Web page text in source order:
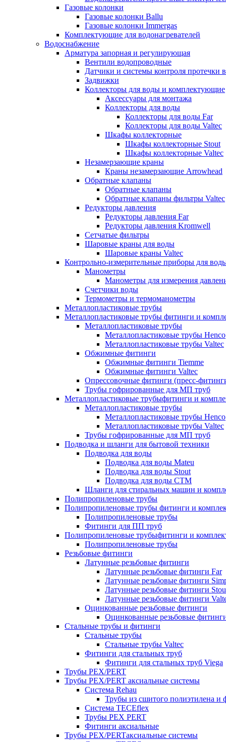
Газовые колонки
Газовые колонки Ballu
Газовые колонки Immergas
Комплектующие для водонагревателей
Водоснабжение
Арматура запорная и регулирующая
Вентили водопроводные
Датчики и системы контроля протечки
Задвижки
Коллекторы для воды и комплектующие
Аксессуары для монтажа
Коллекторы для воды
Коллекторы для воды Far
Коллекторы для воды Valtec
Шкафы коллекторные
Шкафы коллекторные Stout
Шкафы коллекторные Valtec
Незамерзающие краны
Краны незамерзающие Arrowhead
Обратные клапаны
Обратные клапаны
Обратные клапаны фильтры Valtec
Редукторы давления
Редукторы давления Far
Редукторы давления Kromwell
Сетчатые фильтры
Шаровые краны для воды
Шаровые краны Valtec
Контрольно-измерительные приборы для
Манометры
Манометры для измерения
Счетчики воды
Термометры и термоманометры
Металлопластиковые трубы
Металлопластиковые трубы фитинги и
Металлопластиковые трубы
Металлопластиковые трубы Henco
Металлопластиковые трубы Valtec
Обжимные фитинги
Обжимные фитинги Tiemme
Обжимные фитинги Valtec
Опрессовочные фитинги (пресс-
Трубы гофрированные для МП труб
Металлопластиковые трубыфитинги и
Металлопластиковые трубы
Металлопластиковые трубы Henco
Металлопластиковые трубы Valtec
Трубы гофрированные для МП труб
Подводка и шланги для бытовой техники
Подводка для воды
Подводка для воды Mateu
Подводка для воды Stout
Подводка для воды СТМ
Шланги для стиральных машин и
Полипропиленовые трубы
Полипропиленовые трубы фитинги и
Полипропиленовые трубы
Фитинги для ПП труб
Полипропиленовые трубыфитинги и
Полипропиленовые трубы
Резьбовые фитинги
Латунные резьбовые фитинги
Латунные резьбовые фитинги Far
Латунные резьбовые фитинги
Латунные резьбовые фитинги
Латунные резьбовые фитинги
Оцинкованные резьбовые фитинги
Оцинкованные резьбовые
Стальные трубы и фитинги
Стальные трубы
Стальные трубы Valtec
Фитинги для стальных труб
Фитинги для стальных труб Viega
Трубы PEX/PERT
Трубы PEX/PERT аксиальные системы
Система Rehau
Трубы из сшитого полиэтилена и
Система TECEflex
Трубы PEX PERT
Фитинги аксиальные
Трубы PEX/PERTаксиальные системы